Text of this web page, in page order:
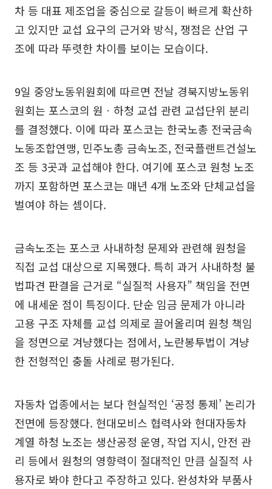
차 등 대표 제조업을 중심으로 갈등이 빠르게 확산하
고 있지만 교섭 요구의 근거와 방식, 쟁점은 산업 구
조에 따라 뚜렷한 차이를 보이는 모습이다.
9일 중앙노동위원회에 따르면 전날 경북지방노동위
원회는 포스코의 원ㆍ하청 교섭 관련 교섭단위 분리
를 결정했다. 이에 따라 포스코는 한국노총 전국금속
노동조합연맹, 민주노총 금속노조, 전국플랜트건설노
조 등 3곳과 교섭해야 한다. 여기에 포스코 원청 노조
까지 포함하면 포스코는 매년 4개 노조와 단체교섭을
벌여야 하는 셈이다.
금속노조는 포스코 사내하청 문제와 관련해 원청을
직접 교섭 대상으로 지목했다. 특히 과거 사내하청 불
법파견 판결을 근거로 “실질적 사용자” 책임을 전면
에 내세운 점이 특징이다. 단순 임금 문제가 아니라
고용 구조 자체를 교섭 의제로 끌어올리며 원청 책임
을 정면으로 겨냥했다는 점에서, 노란봉투법이 겨냥
한 전형적인 충돌 사례로 평가된다.
자동차 업종에서는 보다 현실적인 ‘공정 통제’ 논리가
전면에 등장했다. 현대모비스 협력사와 현대자동차
계열 하청 노조는 생산공정 운영, 작업 지시, 안전 관
리 등에서 원청의 영향력이 절대적인 만큼 실질적 사
용자로 봐야 한다고 주장하고 있다. 완성차와 부품사